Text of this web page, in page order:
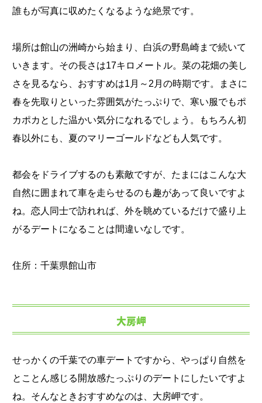
誰もが写真に収めたくなるような絶景です。
場所は館山の洲崎から始まり、白浜の野島崎まで続いて
いきます。その長さは17キロメートル。菜の花畑の美し
さを見るなら、おすすめは1月～2月の時期です。まさに
春を先取りといった雰囲気がたっぷりで、寒い服でもポ
カポカとした温かい気分になれるでしょう。もちろん初
春以外にも、夏のマリーゴールドなども人気です。
都会をドライブするのも素敵ですが、たまにはこんな大
自然に囲まれて車を走らせるのも趣があって良いですよ
ね。恋人同士で訪れれば、外を眺めているだけで盛り上
がるデートになることは間違いなしです。
住所：千葉県館山市
大房岬
せっかくの千葉での車デートですから、やっぱり自然を
とことん感じる開放感たっぷりのデートにしたいですよ
ね。そんなときおすすめなのは、大房岬です。